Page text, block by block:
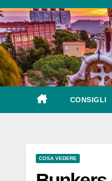
Salta
al
contenuto
CONSIGLI
COSA VEDERE